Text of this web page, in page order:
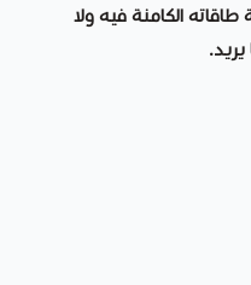
الكامنة فيه ولا